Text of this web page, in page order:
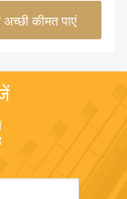
कीमत पाएं